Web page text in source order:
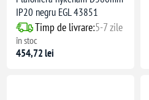
IP20 negru EGL 43851
Timp de livrare:5-7 zile
în stoc
454,72 lei